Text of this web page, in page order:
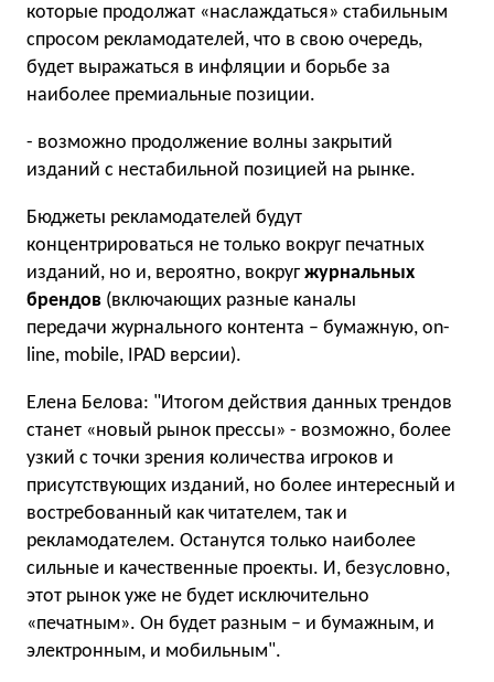
которые продолжат «наслаждаться» стабильным
спросом рекламодателей, что в свою очередь,
будет выражаться в инфляции и борьбе за
наиболее премиальные позиции.
- возможно продолжение волны закрытий
изданий с нестабильной позицией на рынке.
Бюджеты рекламодателей будут
концентрироваться не только вокруг печатных
изданий, но и, вероятно, вокруг журнальных
брендов (включающих разные каналы
передачи журнального контента – бумажную, on-
line, mobile, IPAD версии).
Елена Белова: "Итогом действия данных трендов
станет «новый рынок прессы» - возможно, более
узкий с точки зрения количества игроков и
присутствующих изданий, но более интересный и
востребованный как читателем, так и
рекламодателем. Останутся только наиболее
сильные и качественные проекты. И, безусловно,
этот рынок уже не будет исключительно
«печатным». Он будет разным – и бумажным, и
электронным, и мобильным".